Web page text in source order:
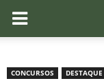
CONCURSOS DESTAQUE